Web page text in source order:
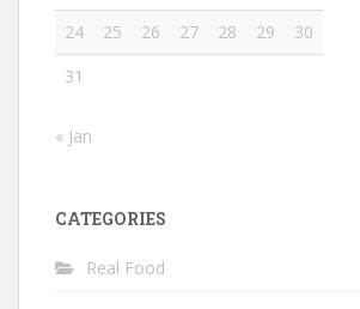
24 25 26 27 28 29
30
31
« Jan
CATEGORIES
Real Food